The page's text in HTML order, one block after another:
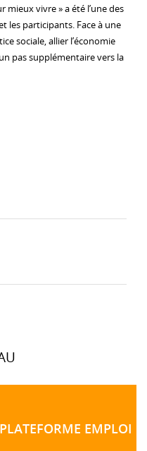
vivre » a été l’une des
les participants. Face à une
sociale, allier l’économie
pas supplémentaire vers la
PLATEFORME EMPLOI